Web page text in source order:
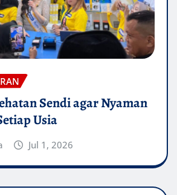
Sendi agar Nyaman
Usia
Jul 1, 2026